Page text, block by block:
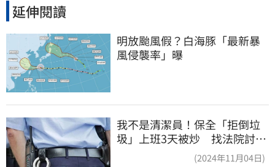
延伸閱讀
明放颱風假？白海豚「最新暴
風侵襲率」曝
我不是清潔員！保全「拒倒垃
圾」上班3天被炒 找法院討公
(2024年11月04日)